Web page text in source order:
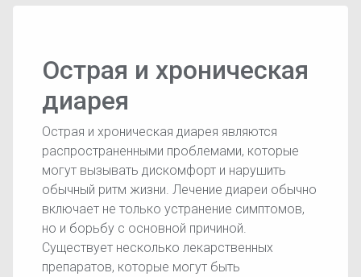
Острая и хроническая
диарея
Острая и хроническая диарея являются
распространенными проблемами, которые
могут вызывать дискомфорт и нарушить
обычный ритм жизни. Лечение диареи обычно
включает не только устранение симптомов,
но и борьбу с основной причиной.
Существует несколько лекарственных
препаратов, которые могут быть